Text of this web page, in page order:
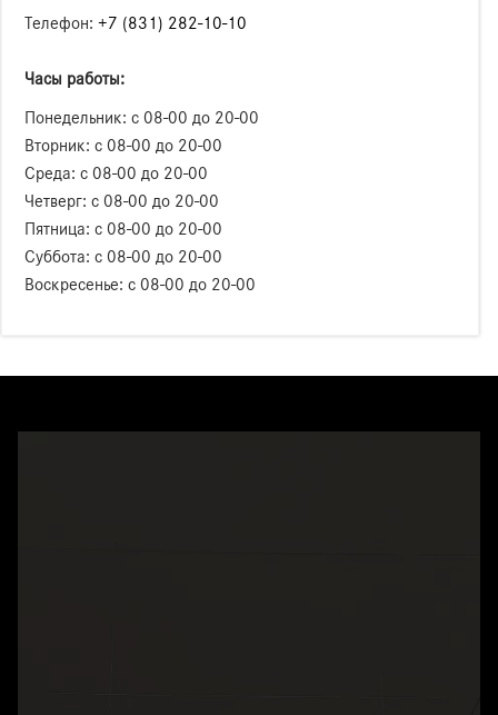
Телефон: +7 (831) 282-10-10
Часы работы:
Понедельник: с 08-00 до 20-00
Вторник: с 08-00 до 20-00
Среда: с 08-00 до 20-00
Четверг: с 08-00 до 20-00
Пятница: с 08-00 до 20-00
Суббота: с 08-00 до 20-00
Воскресенье: с 08-00 до 20-00